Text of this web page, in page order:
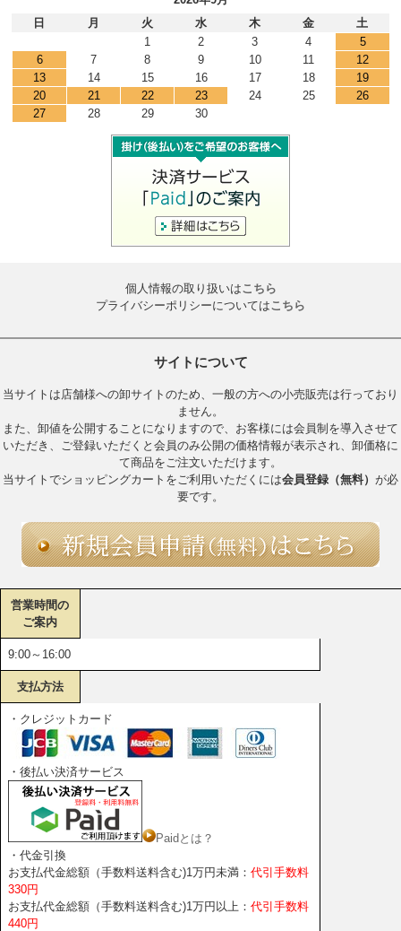
日
月 火 水 木 金
土
1
2 3 4
5
6
7 8 9 10 11
12
13
14 15 16 17 18
19
20
21 22 23 24 25
26
27
28 29 30
個人情報の取り扱いはこちら
プライバシーポリシーについてはこちら
サイトについて
当サイトは店舗様への卸サイトのため、一般の方への小売販売は行っており
ません。
また、卸値を公開することになりますので、お客様には会員制を導入させて
いただき、ご登録いただくと会員のみ公開の価格情報が表示され、卸価格に
て商品をご注文いただけます。
当サイトでショッピングカートをご利用いただくには会員登録（無料） が必
要です。
営業時間の
ご案内
9:00～16:00
支払方法
・クレジットカード
・後払い決済サービス
Paidとは？
・代金引換
お支払代金総額（手数料送料含む)1万円未満： 代引手数料
330円
お支払代金総額（手数料送料含む)1万円以上： 代引手数料
440円